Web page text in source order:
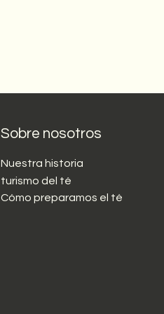
Sobre nosotros
Nuestra historia
turismo del té
Cómo preparamos el té